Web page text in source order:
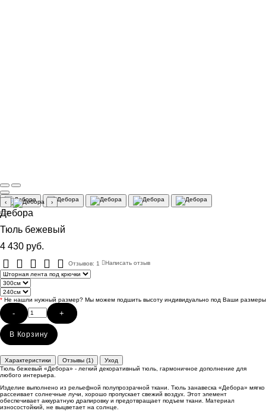
‹ ›
Дебора
Тюль бежевый
4 430 руб.
Отзывов: 1 Написать отзыв
* Не нашли нужный размер? Мы можем подшить высоту индивидуально под Ваши размеры
- +
В Корзину
Характеристики Отзывы (1)
Уход
Тюль бежевый «Дебора» - легкий декоративный тюль, гармоничное дополнение для
любого интерьера.
Изделие выполнено из рельефной полупрозрачной ткани. Тюль занавеска «Дебора» мягко
рассеивает солнечные лучи, хорошо пропускает свежий воздух. Этот элемент
обеспечивает аккуратную драпировку и предотвращает подъем ткани. Материал
износостойкий, не выцветает на солнце.